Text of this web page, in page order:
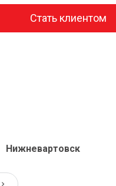
Стать клиентом
Нижневартовск